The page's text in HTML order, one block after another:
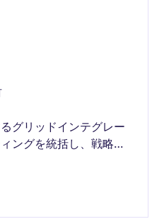
グリッドインテグレー
ングを統括し、戦略的
引するリーダーシップ